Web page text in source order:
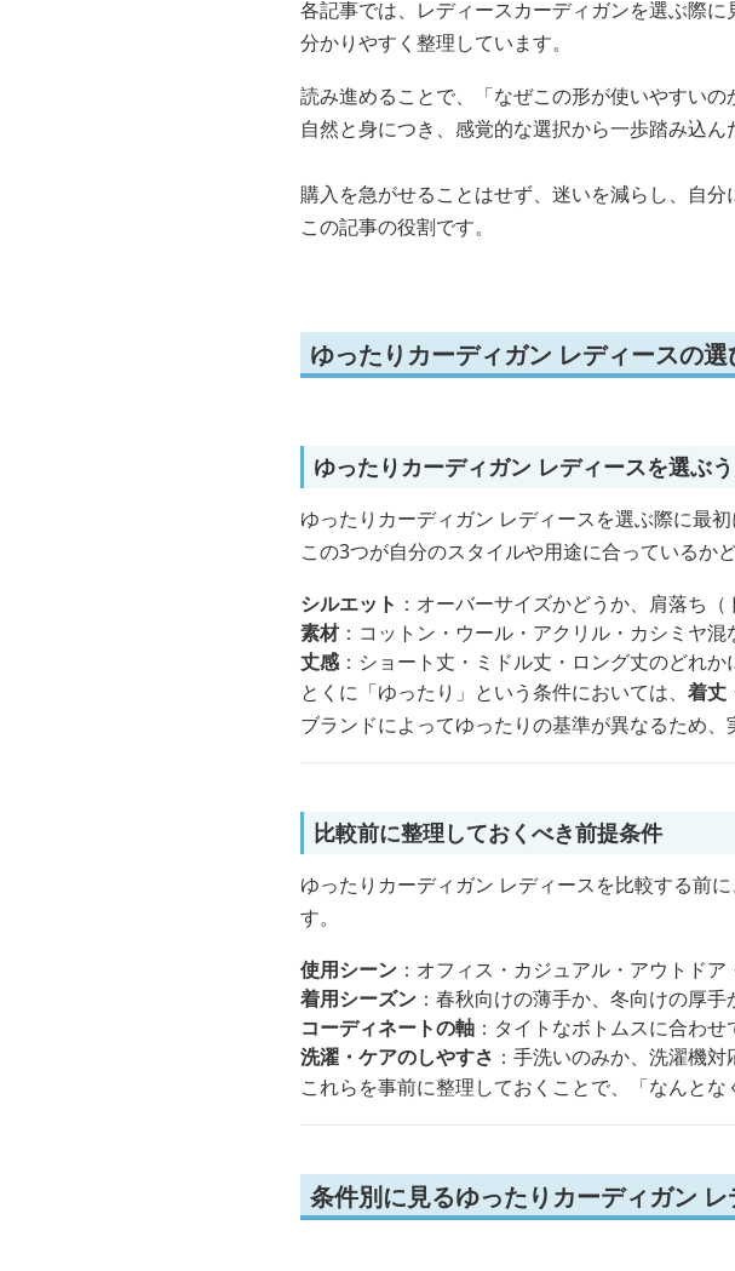
各記事では、レディースカーディガンを選ぶ際
分かりやすく整理しています。
読み進めることで、「なぜこの形が使いやすい
自然と身につき、感覚的な選択から一歩踏み込ん
購入を急がせることはせず、迷いを減らし、自
この記事の役割です。
ゆったりカーディガン レディースの
ゆったりカーディガン レディースを選ぶ
ゆったりカーディガン レディースを選ぶ際に最初
この3つが自分のスタイルや用途に合っているか
シルエット ：オーバーサイズかどうか、肩落ち
素材：コットン・ウール・アクリル・カシミヤ
丈感：ショート丈・ミドル丈・ロング丈のどれ
とくに「ゆったり」という条件においては、 着丈
ブランドによってゆったりの基準が異なるため、
比較前に整理しておくべき前提条件
ゆったりカーディガン レディースを比較する前
す。
使用シーン ：オフィス・カジュアル・アウトド
着用シーズン ：春秋向けの薄手か、冬向けの厚手
コーディネートの軸 ：タイトなボトムスに合わ
洗濯・ケアのしやすさ ：手洗いのみか、洗濯機
これらを事前に整理しておくことで、「なんと
条件別に見るゆったりカーディガン